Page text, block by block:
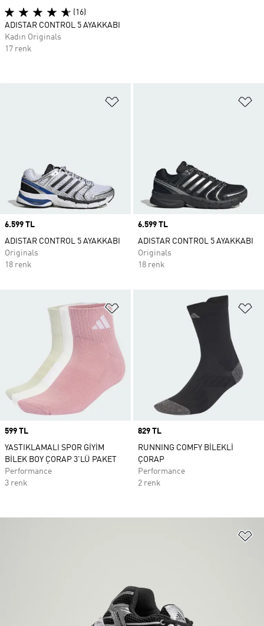
Price
6.599 TL
ADISTAR CONTROL 5 AYAKKABI
Originals
18 renk
Price
6.599 TL
ADISTAR CONTROL 5 AYAKKABI
Originals
18 renk
Favori Listesine Ekle
Price
599 TL
YASTIKLAMALI SPOR GİYİM
BİLEK BOY ÇORAP 3'LÜ PAKET
Performance
3 renk
Price
829 TL
RUNNING COMFY BİLEKLİ
ÇORAP
Performance
2 renk
(16)
ADISTAR CONTROL 5 AYAKKABI
Kadın Originals
17 renk